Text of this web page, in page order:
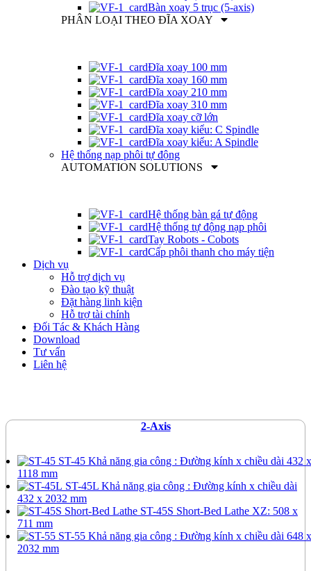
Bàn xoay 5 trục (5-axis)
PHÂN LOẠI THEO ĐĨA XOAY
Đĩa xoay 100 mm
Đĩa xoay 160 mm
Đĩa xoay 210 mm
Đĩa xoay 310 mm
Đĩa xoay cỡ lớn
Đĩa xoay kiểu: C Spindle
Đĩa xoay kiểu: A Spindle
Hệ thống nạp phôi tự động
AUTOMATION SOLUTIONS
Hệ thống bàn gá tự động
Hệ thống tự động nạp phôi
Tay Robots - Cobots
Cấp phôi thanh cho máy tiện
Dịch vụ
Hỗ trợ dịch vụ
Đào tạo kỹ thuật
Đặt hàng linh kiện
Hỗ trợ tài chính
Đối Tác & Khách Hàng
Download
Tư vấn
Liên hệ
2-Axis
ST-45 Khả năng gia công : Đường kính x chiều dài 432 x
1118 mm
ST-45L Khả năng gia công : Đường kính x chiều dài
432 x 2032 mm
ST-45S Short-Bed Lathe XZ: 508 x
711 mm
ST-55 Khả năng gia công : Đường kính x chiều dài 648 x
2032 mm